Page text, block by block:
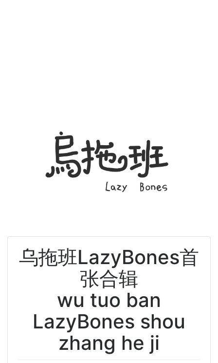
乌拖班LazyBones首
张合辑
wu tuo ban
LazyBones shou
zhang he ji